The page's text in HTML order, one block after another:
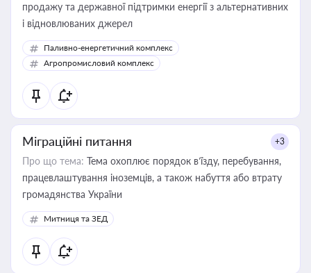
продажу та державної підтримки енергії з альтернативних
і відновлюваних джерел
Паливно-енергетичний комплекс
Агропромисловий комплекс
Міграційні питання +3
Про що тема: Тема охоплює порядок в’їзду, перебування,
працевлаштування іноземців, а також набуття або втрату
громадянства України
Митниця та ЗЕД